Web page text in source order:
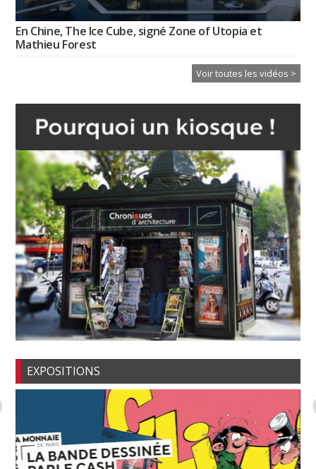
En Chine, The Ice Cube, signé Zone of Utopia et
Mathieu Forest
Voir toutes les vidéos >
EXPOSITIONS